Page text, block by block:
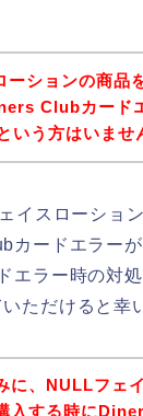
ーションの商品
Clubカード
いう方はいませ
イスローショ
カードエラーが
エラー時の対
ただけると幸
に、NULLフェ
入する時に